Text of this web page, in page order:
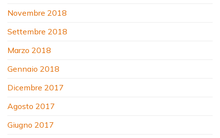
Novembre 2018
Settembre 2018
Marzo 2018
Gennaio 2018
Dicembre 2017
Agosto 2017
Giugno 2017